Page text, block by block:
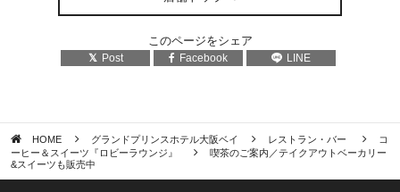
このページをシェア
Post Facebook LINE
HOME グランドプリンスホテル大阪ベイ レストラン・バー
コ
ーヒー＆スイーツ『ロビーラウンジ』
喫茶のご案内／テイクアウトベーカリー
&スイーツも販売中